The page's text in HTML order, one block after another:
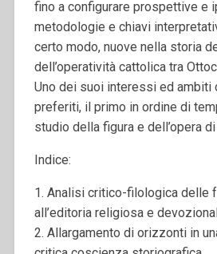
fino a configurare prospettive e
metodologie e chiavi
certo modo, nuove nella storia
dell’operatività cattolica tra
Uno dei suoi interessi ed ambiti
preferiti, il primo in ordine di
studio della figura e dell’opera
Indice:
1. Analisi critico-filologica delle
all’editoria religiosa e
2. Allargamento di orizzonti in